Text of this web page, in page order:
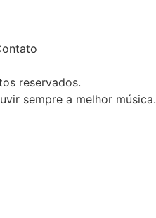
reservados.
sempre a melhor música.